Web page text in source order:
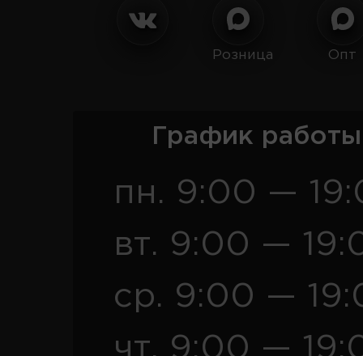
Розница Опт
График
пн. 9:00 —
вт. 9:00 —
ср. 9:00 —
чт. 9:00 —